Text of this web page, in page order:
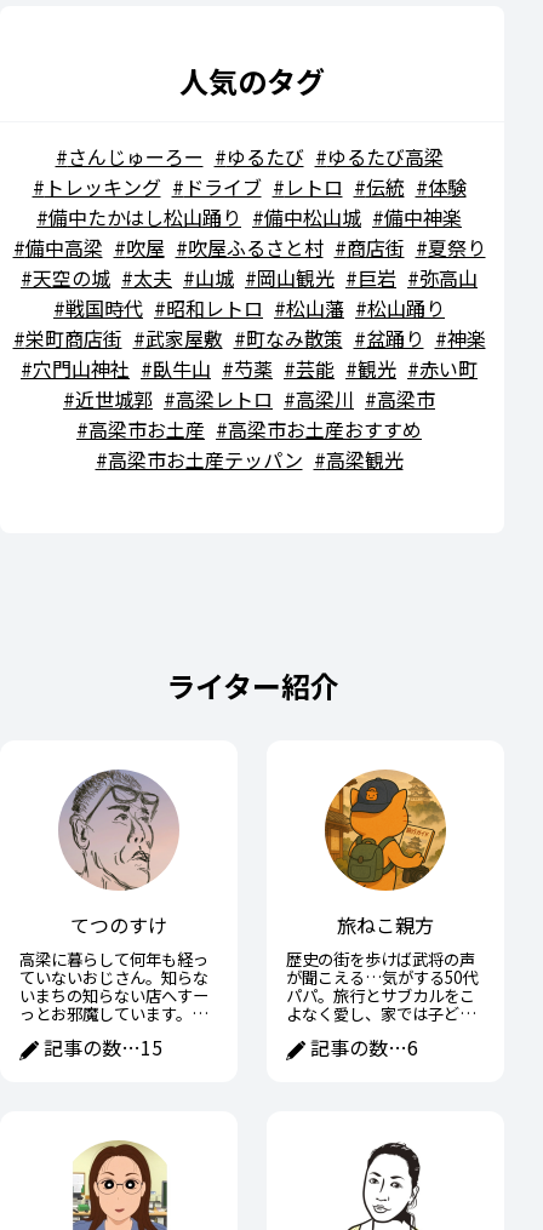
人気のタグ
さんじゅーろー ゆるたび
ゆるたび高梁
トレッキング
ドライブ レトロ 伝統
体験
備中たかはし松山踊り
備中松山城
備中神楽
備中高梁
吹屋 吹屋ふるさと村 商店街
夏祭り
天空の城
太夫 山城 岡山観光 巨岩
弥高山
戦国時代
昭和レトロ 松山藩
松山踊り
栄町商店街
武家屋敷 町なみ散策 盆踊り
神楽
穴門山神社
臥牛山 芍薬 芸能 観光
赤い町
近世城郭
高梁レトロ 高梁川
高梁市
高梁市お土産
高梁市お土産おすすめ
高梁市お土産テッパン
高梁観光
ライター紹介
てつのすけ
高梁に暮らして何年も経っ
ていないおじさん。知らな
いまちの知らない店へすー
っとお邪魔しています。高
おじさんなりに紹介できた
らと思います。
記事の数…15
旅ねこ親方
歴史の街を歩けば武将の声
が聞こえる…気がする50代
パパ。旅行とサブカルをこ
よなく愛し、家では子ども
かに戦国武将の子育て術に
学ぶ日々。趣味と家族の間
記事の数…6